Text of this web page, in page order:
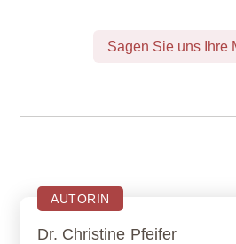
Sagen Sie uns Ihre
AUTORIN
Dr. Christine Pfeifer